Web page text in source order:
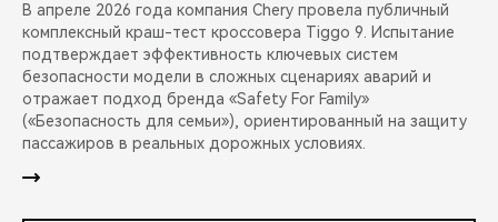
В апреле 2026 года компания Chery провела публичный
комплексный краш-тест кроссовера Tiggo 9. Испытание
подтверждает эффективность ключевых систем
безопасности модели в сложных сценариях аварий и
отражает подход бренда «Safety For Family»
(«Безопасность для семьи»), ориентированный на защиту
пассажиров в реальных дорожных условиях.